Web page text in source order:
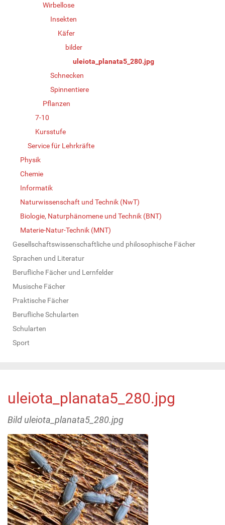
Wirbellose
Insekten
Käfer
bilder
uleiota_planata5_280.jpg
Schnecken
Spinnentiere
Pflanzen
7-10
Kursstufe
Service für Lehrkräfte
Physik
Chemie
Informatik
Naturwissenschaft und Technik (NwT)
Biologie, Naturphänomene und Technik (BNT)
Materie-Natur-Technik (MNT)
Gesellschaftswissenschaftliche und philosophische Fächer
Sprachen und Literatur
Berufliche Fächer und Lernfelder
Musische Fächer
Praktische Fächer
Berufliche Schularten
Schularten
Sport
uleiota_planata5_280.jpg
Bild uleiota_planata5_280.jpg